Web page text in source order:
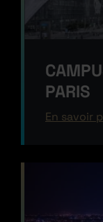
PARIS
En savoir